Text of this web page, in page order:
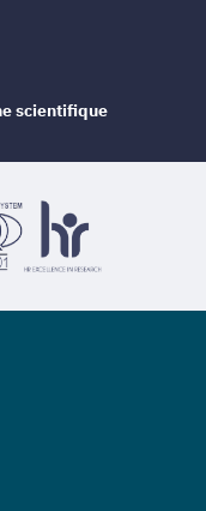
scientifique